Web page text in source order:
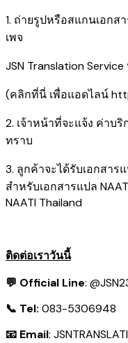
1. ถ่ายรูปหรือสแกนเอกส
เพจ
JSN Translation Service
​(คลิกที่นี่ เพื่อแอดไลน์
2. เจ้าหน้าที่จะแจ้ง ค่าบ
ทราบ
3. ลูกค้าจะได้รับเอกสา
สำหรับเอกสารแปล
NAATI Thailand
ติดต่อเราวันนี้
💬 Official Line:
📞 Tel: 083-5306948
📧 Email: